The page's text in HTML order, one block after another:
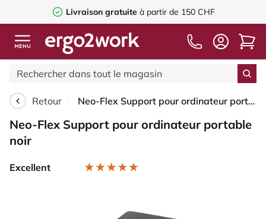
Livraison gratuite à partir de 150 CHF
Retour Neo-Flex Support pour ordinateur portable noir
Neo-Flex Support pour ordinateur portable
noir
Excellent